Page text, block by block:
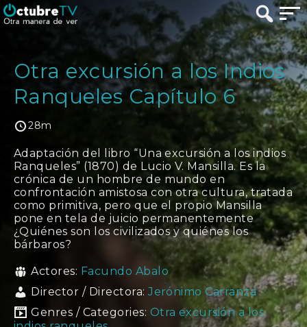
Otra excursión a los Indios
Ranqueles Capítulo 6
28m
Adaptación del libro “Una excursión a los indios
Ranqueles” (1870) de Lucio V. Mansilla. Es la
crónica de un hombre de mundo en
confrontación amistosa con otra cultura, tratada
como primitiva, pero que el propio Mansilla
pone en tela de juicio permanentemente
¿Quiénes son los civilizados y quiénes los
bárbaros?
Actores: Facundo Abalo
Director / Directora:Jerónimo Carranza
Genres / Categories: Otra excursión a los